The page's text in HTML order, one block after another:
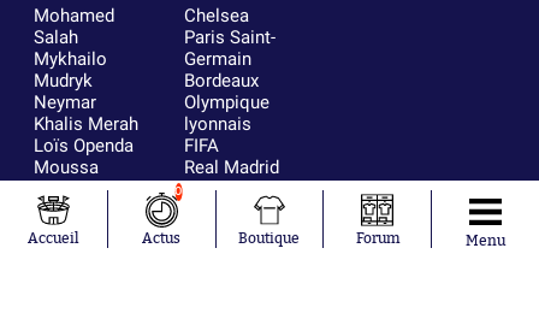
Mohamed
Salah
Mykhailo
Mudryk
Neymar
Khalis Merah
Loïs Openda
Moussa
Nicolás
Tagliafico
Pavel Šulc
Chelsea
Paris Saint-
Germain
Bordeaux
Olympique
lyonnais
FIFA
Real Madrid
RC Strasbourg
AC Milan
RC Lens
Accueil
0
Actus Boutique Forum Menu